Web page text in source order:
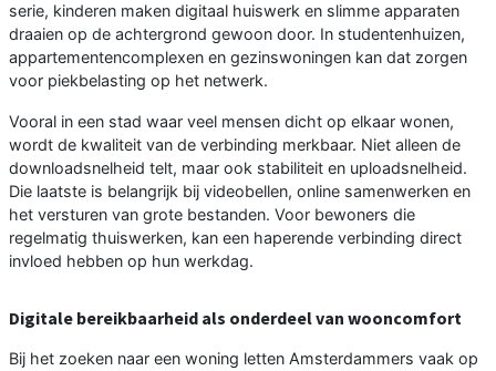
serie, kinderen maken digitaal huiswerk en slimme apparaten
draaien op de achtergrond gewoon door. In studentenhuizen,
appartementencomplexen en gezinswoningen kan dat zorgen
voor piekbelasting op het netwerk.
Vooral in een stad waar veel mensen dicht op elkaar wonen,
wordt de kwaliteit van de verbinding merkbaar. Niet alleen de
downloadsnelheid telt, maar ook stabiliteit en uploadsnelheid.
Die laatste is belangrijk bij videobellen, online samenwerken en
het versturen van grote bestanden. Voor bewoners die
regelmatig thuiswerken, kan een haperende verbinding direct
invloed hebben op hun werkdag.
Digitale bereikbaarheid als onderdeel van wooncomfort
Bij het zoeken naar een woning letten Amsterdammers vaak op